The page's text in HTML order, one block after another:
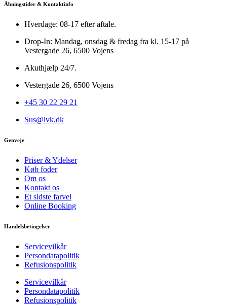
Åbningstider & Kontaktinfo
Hverdage: 08-17 efter aftale.
Drop-In: Mandag, onsdag & fredag fra kl. 15-17 på
Vestergade 26, 6500 Vojens
Akuthjælp 24/7.
Vestergade 26, 6500 Vojens
+45 30 22 29 21
Sus@lvk.dk
Genveje
Priser & Ydelser
Køb foder
Om os
Kontakt os
Et sidste farvel
Online Booking
Handelsbetingelser
Servicevilkår
Persondatapolitik
Refusionspolitik
Servicevilkår
Persondatapolitik
Refusionspolitik